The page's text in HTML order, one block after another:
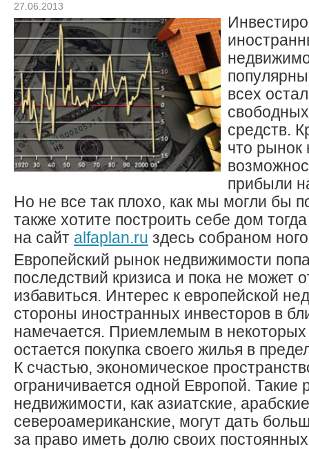
27.06.2013
всех
средств.
что рынок
прибыли
Но не все так плохо, как мы могли бы
также хотите построить себе дом
на сайт alfaplan.ru здесь собраном
Европейский рынок недвижимости
последствий кризиса и пока не может
избавиться. Интерес к европейской
стороны иностранных инвесторов в
намечается. Приемлемым в
остается покупка своего жилья в
К счастью, экономическое
ограничивается одной Европой. Такие
недвижимости, как азиатские,
североамериканские, могут дать
за право иметь долю своих